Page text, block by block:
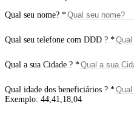
Qual seu nome? *
Qual seu telefone com DDD ? *
Qual a sua Cidade ? *
Qual idade dos beneficiários ? *
Exemplo: 44,41,18,04